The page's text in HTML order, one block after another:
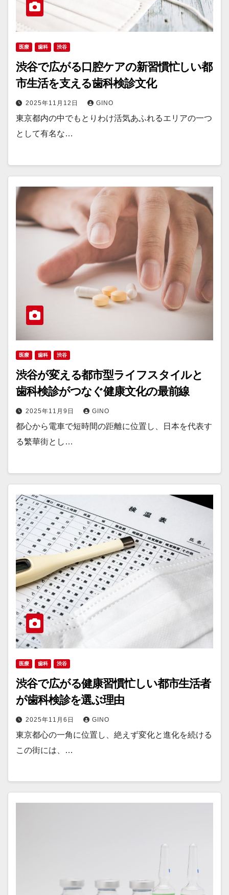
医療 歯科 渋谷
渋谷で広がる口腔ケアの新習慣忙しい都
市生活を支える歯科検診文化
2025年11月12日 GINO
東京都内の中でもとりわけ活気あふれるエリアの一つ
として有名な…
医療 歯科 渋谷
渋谷が変える都市型ライフスタイルと
歯科検診がつなぐ健康文化の最前線
2025年11月9日 GINO
都心から電車で短時間の距離に位置し、日本を代表す
る繁華街とし…
医療 歯科 渋谷
渋谷で広がる健康習慣忙しい都市生活者
が歯科検診を選ぶ理由
2025年11月6日 GINO
東京都心の一角に位置し、絶えず変化と進化を続ける
この街には、…